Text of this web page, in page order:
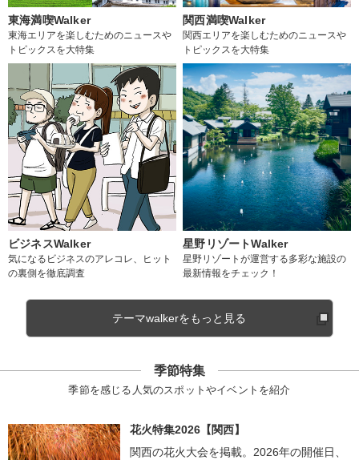
東海満喫Walker
東海エリアを楽しむためのニュースや
トピックスを大特集
関西満喫Walker
関西エリアを楽しむためのニュースや
トピックスを大特集
ビジネスWalker
気になるビジネスのアレコレ、ヒット
の裏側を徹底調査
星野リゾートWalker
星野リゾートが運営する多彩な施設の
最新情報をチェック！
テーマwalkerをもっと見る
季節特集
季節を感じる人気のスポットやイベントを紹介
花火特集2026【関西】
関西の花火大会を掲載。2026年の開催日、